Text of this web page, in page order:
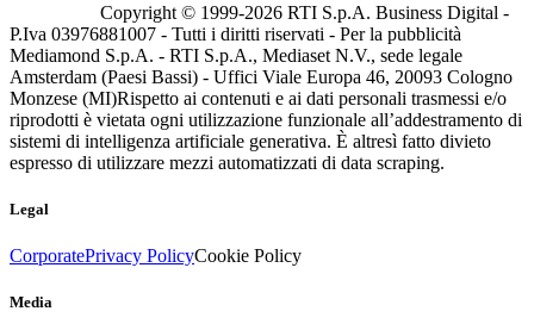
Copyright © 1999-2026 RTI S.p.A. Business Digital -
P.Iva 03976881007 - Tutti i diritti riservati - Per la pubblicità
Mediamond S.p.A. - RTI S.p.A., Mediaset N.V., sede legale
Amsterdam (Paesi Bassi) - Uffici Viale Europa 46, 20093 Cologno
Monzese (MI)Rispetto ai contenuti e ai dati personali trasmessi e/o
riprodotti è vietata ogni utilizzazione funzionale all’addestramento di
sistemi di intelligenza artificiale generativa. È altresì fatto divieto
espresso di utilizzare mezzi automatizzati di data scraping.
Legal
CorporatePrivacy PolicyCookie Policy
Media